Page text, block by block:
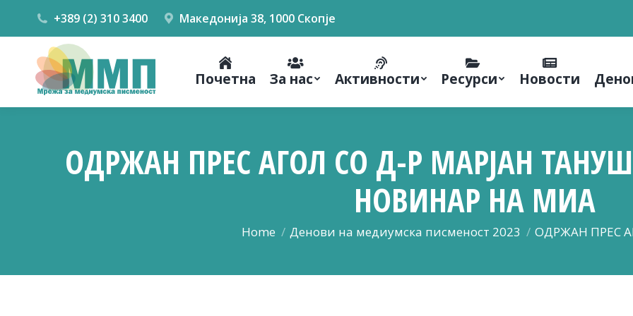
+389 (2) 310 3400 Македонија 38, 1000 Скопје
Почетна За нас Активности Ресурси Новости
ОДРЖАН ПРЕС АГОЛ СО Д-Р МАРЈАН
НОВИНАР НА МИА
You are here:
Home Денови на медиумска писменост 2023 ОДРЖАН ПРЕС